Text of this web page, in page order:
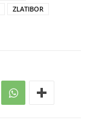
ZLATIBOR